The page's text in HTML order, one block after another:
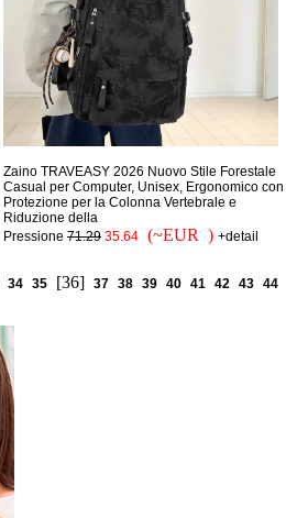
Zaino TRAVEASY 2026 Nuovo Stile Forestale
Casual per Computer, Unisex, Ergonomico con
Protezione per la Colonna Vertebrale e
Riduzione della
Pressione 71.29 35.64 (~EUR ) +detail
34 35 [36] 37 38 39 40 41 42 43 44